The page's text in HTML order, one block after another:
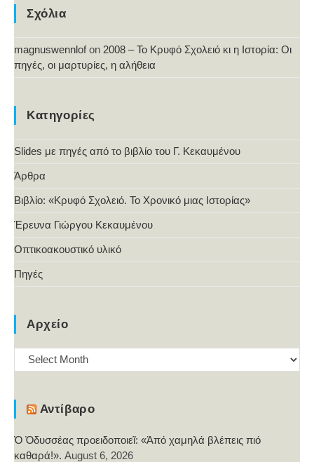
Σχόλια
magnuswennlofon 2008 – Το Κρυφό Σχολειό κι η Ιστορία: Οι
πηγές, οι μαρτυρίες, η αλήθεια
Κατηγορίες
Slides με πηγές από το βιβλίο του Γ. Κεκαυμένου
Άρθρα
Βιβλίο: «Κρυφό Σχολειό. Το Χρονικό μιας Ιστορίας»
Έρευνα Γιώργου Κεκαυμένου
Οπτικοακουστικό υλικό
Πηγές
Αρχείο
Αρχείο
Αντίβαρο
Ὁ Ὀδυσσέας προειδοποιεῖ: «Ἀπό χαμηλά βλέπεις πιό
καθαρά!». August 6, 2026